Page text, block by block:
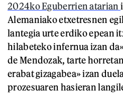
2024ko Eguberrien atarian
Alemaniako etxetresnen
lantegia urte erdiko epean
hilabeteko infernua izan
de Mendozak, tarte
erabat gizagabea» izan
prozesuaren hasieran